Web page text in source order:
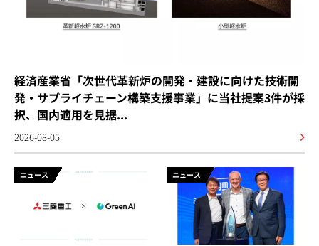
経済産業省「次世代革新炉の開発・建設に向けた技術開
発・サプライチェーン構築支援事業」に当社提案3件が採
択、国内適用を見据...
2026-08-05
ニュース ニュース